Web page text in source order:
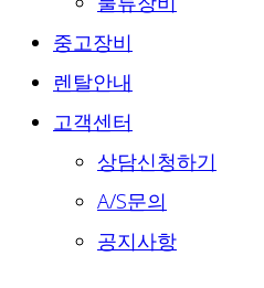
중고장비
렌탈안내
고객센터
상담신청하기
A/S문의
공지사항